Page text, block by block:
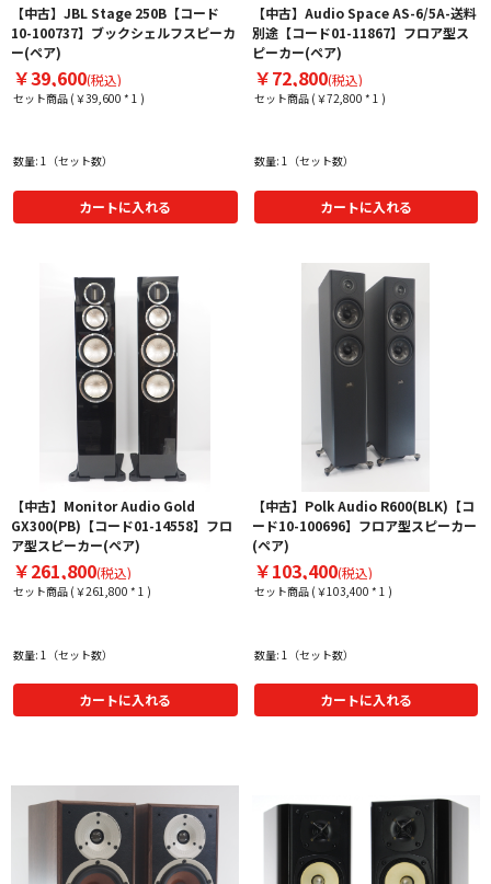
【中古】JBL Stage 250B【コード
10-100737】ブックシェルフスピーカ
ー(ペア)
￥39,600(税込)
セット商品 (￥39,600 * 1 )
数量: 1（セット数）
カートに入れる
【中古】Audio Space AS-6/5A-送料
別途【コード01-11867】フロア型ス
ピーカー(ペア)
￥72,800(税込)
セット商品 (￥72,800 * 1 )
数量: 1（セット数）
カートに入れる
【中古】Monitor Audio Gold
GX300(PB)【コード01-14558】フロ
ア型スピーカー(ペア)
￥261,800(税込)
セット商品 (￥261,800 * 1 )
数量: 1（セット数）
カートに入れる
【中古】Polk Audio R600(BLK)【コ
ード10-100696】フロア型スピーカー
(ペア)
￥103,400(税込)
セット商品 (￥103,400 * 1 )
数量: 1（セット数）
カートに入れる